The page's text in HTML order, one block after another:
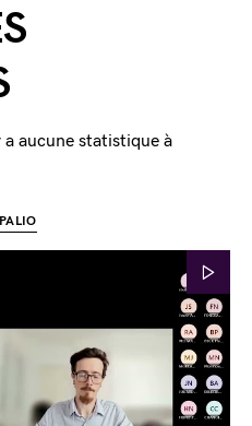
aucune statistique à